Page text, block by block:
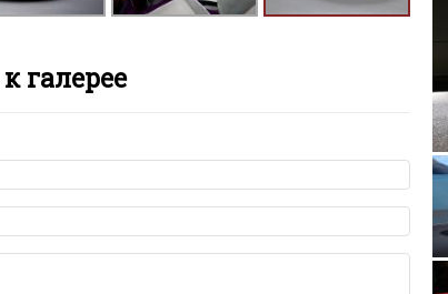
галерее
на сайте, вам нужно придерживаться
слишком короткой — избегайте односложных и чисто
обсуждения.
в комментарие оскорбления и нецензурную лексику, а
направленные на разжигание расовой,